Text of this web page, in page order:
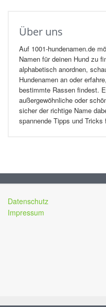
Über uns
Auf 1001-hundenamen.de
Namen für deinen Hund zu
alphabetisch anordnen,
Hundenamen an oder
bestimmte Rassen findest.
außergewöhnliche oder
sicher der richtige Name
spannende Tipps und Tricks
Datenschutz
Impressum